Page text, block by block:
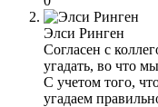
Элси Ринген
Согласен с
угадать, во что
С учетом того,
угадаем